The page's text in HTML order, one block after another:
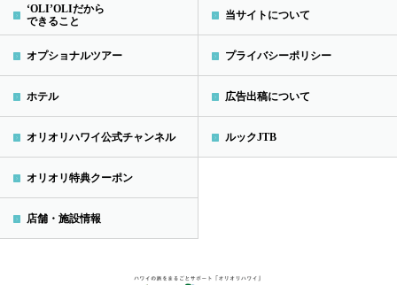
‘OLI’OLIだから
できること
オプショナルツアー
ホテル
オリオリハワイ公式チャンネル
オリオリ特典クーポン
店舗・施設情報
当サイトについて
プライバシーポリシー
広告出稿について
ルックJTB